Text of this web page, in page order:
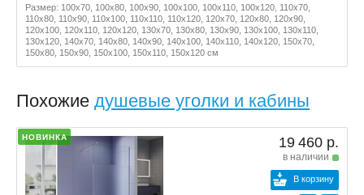
Размер: 100x70, 100x80, 100x90, 100x100, 100x110, 100x120, 110x70,
110x80, 110x90, 110x100, 110x110, 110x120, 120x70, 120x80, 120x90,
120x100, 120x110, 120x120, 130x70, 130x80, 130x90, 130x100, 130x110,
130x120, 140x70, 140x80, 140x90, 140x100, 140x110, 140x120, 150x70,
150x80, 150x90, 150x100, 150x110, 150x120 см
Похожие душевые уголки и кабины
НОВИНКА 19 460 р.
в наличии
В корзину